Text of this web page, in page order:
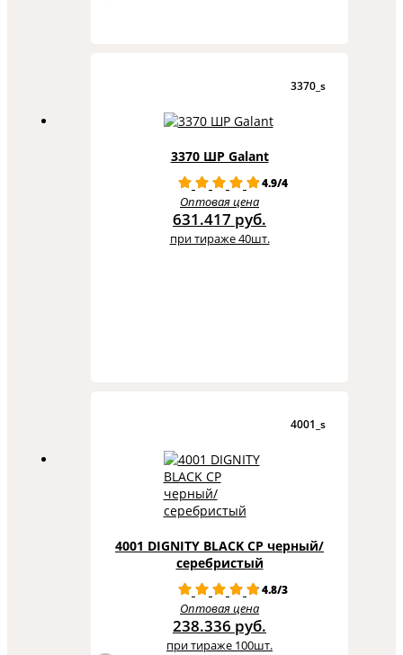
3370_s
3370 ШР Galant
4.9/4
Оптовая цена
631.417 руб.
при тираже 40шт.
4001_s
4001 DIGNITY BLACK CP черный/
серебристый
4.8/3
Оптовая цена
238.336 руб.
при тираже 100шт.